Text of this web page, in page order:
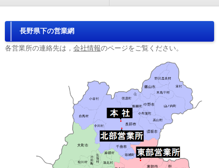
長野県下の営業網
各営業所の連絡先は， 会社情報のページをご覧ください。